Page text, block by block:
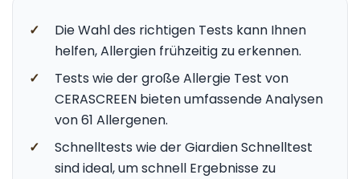
✓
Die Wahl des richtigen Tests kann Ihnen
helfen, Allergien frühzeitig zu erkennen.
✓
Tests wie der große Allergie Test von
CERASCREEN bieten umfassende Analysen
von 61 Allergenen.
✓
Schnelltests wie der Giardien Schnelltest
sind ideal, um schnell Ergebnisse zu